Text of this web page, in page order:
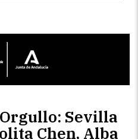
Sevilla
Chen, Alba